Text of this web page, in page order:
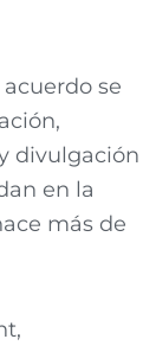
se
divulgación
en la
más de